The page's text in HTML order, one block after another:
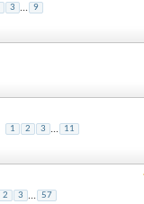
3 ... 9
1 2 3 ... 11
2 3 ... 57